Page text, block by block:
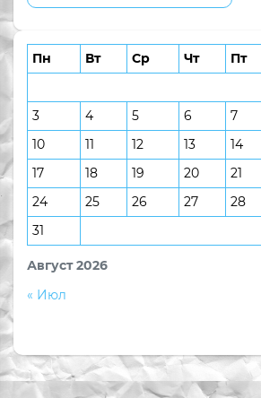
Август 2026
Пн Вт Ср Чт Пт
3
4 5 6 7
10
11 12 13 14
17
18 19 20 21
24
25 26 27 28
31
« Июл